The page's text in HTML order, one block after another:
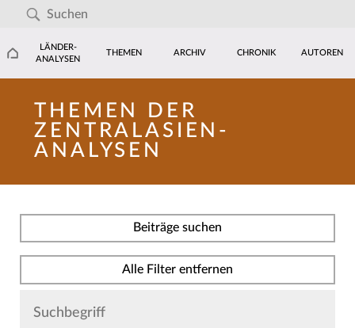
LÄNDER-
ANALYSEN
THEMEN ARCHIV CHRONIK AUTOREN
THEMEN DER
ZENTRALASIEN-
ANALYSEN
Beiträge suchen
Alle Filter entfernen